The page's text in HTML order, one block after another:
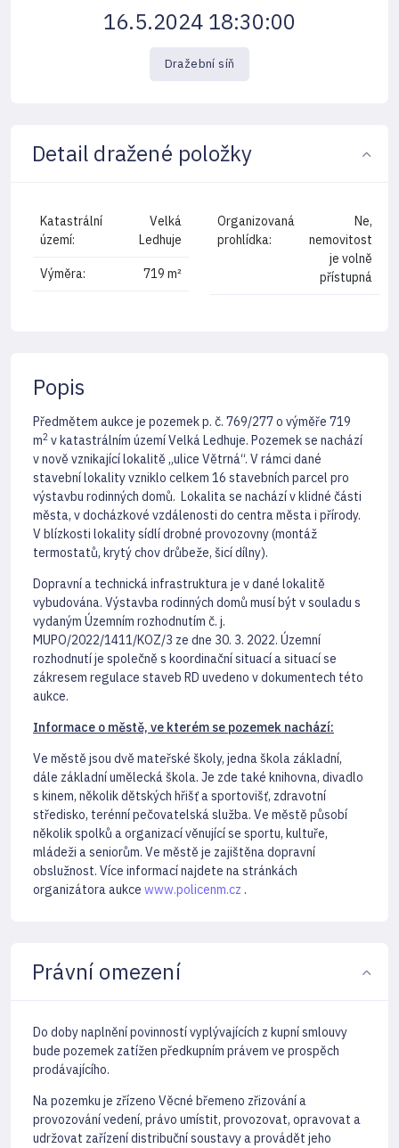
16.5.2024 18:30:00
Dražební síň
Detail dražené položky
Katastrální
území:
Velká
Ledhuje
Výměra: 719 m²
Organizovaná
prohlídka:
Ne,
nemovitost
je volně
přístupná
Popis
Předmětem aukce je pozemek p. č. 769/277 o výměře 719
m2 v katastrálním území Velká Ledhuje. Pozemek se nachází
v nově vznikající lokalitě „ulice Větrná“. V rámci dané
stavební lokality vzniklo celkem 16 stavebních parcel pro
výstavbu rodinných domů. Lokalita se nachází v klidné části
města, v docházkové vzdálenosti do centra města i přírody.
V blízkosti lokality sídlí drobné provozovny (montáž
termostatů, krytý chov drůbeže, šicí dílny).
Dopravní a technická infrastruktura je v dané lokalitě
vybudována. Výstavba rodinných domů musí být v souladu s
vydaným Územním rozhodnutím č. j.
MUPO/2022/1411/KOZ/3 ze dne 30. 3. 2022. Územní
rozhodnutí je společně s koordinační situací a situací se
zákresem regulace staveb RD uvedeno v dokumentech této
aukce.
Informace o městě, ve kterém se pozemek nachází:
Ve městě jsou dvě mateřské školy, jedna škola základní,
dále základní umělecká škola. Je zde také knihovna, divadlo
s kinem, několik dětských hřišť a sportovišť, zdravotní
středisko, terénní pečovatelská služba. Ve městě působí
několik spolků a organizací věnující se sportu, kultuře,
mládeži a seniorům. Ve městě je zajištěna dopravní
obslužnost. Více informací najdete na stránkách
organizátora aukce www.policenm.cz .
Právní omezení
Do doby naplnění povinností vyplývajících z kupní smlouvy
bude pozemek zatížen předkupním právem ve prospěch
prodávajícího.
Na pozemku je zřízeno Věcné břemeno zřizování a
provozování vedení, právo umístit, provozovat, opravovat a
udržovat zařízení distribuční soustavy a provádět jeho